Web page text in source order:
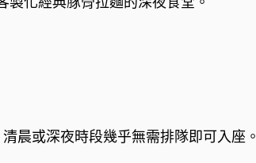
晨或深夜時段幾乎無需排隊即可入座。